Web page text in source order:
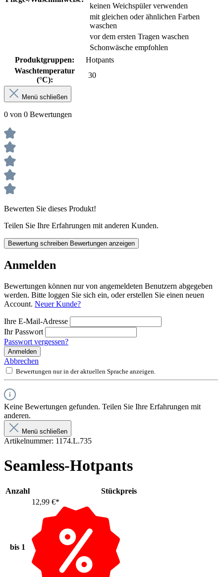
keinen Weichspüler verwenden
mit gleichen oder ähnlichen Farben
waschen
vor dem ersten Tragen waschen
Schonwäsche empfohlen
Produktgruppen:
Hotpants
Waschtemperatur
(°C):
30
Menü schließen
0 von 0 Bewertungen
Bewerten Sie dieses Produkt!
Teilen Sie Ihre Erfahrungen mit anderen Kunden.
Bewertung schreiben Bewertungen anzeigen
Anmelden
Bewertungen können nur von angemeldeten Benutzern abgegeben
werden. Bitte loggen Sie sich ein, oder erstellen Sie einen neuen
Account. Neuer Kunde?
Ihre E-Mail-Adresse
Ihr Passwort
Passwort vergessen?
Anmelden
Abbrechen
Bewertungen nur in der aktuellen Sprache anzeigen.
Keine Bewertungen gefunden. Teilen Sie Ihre Erfahrungen mit
anderen.
Menü schließen
Artikelnummer: 1174.L.735
Seamless-Hotpants
Anzahl Stückpreis
bis 1
12,99 €*